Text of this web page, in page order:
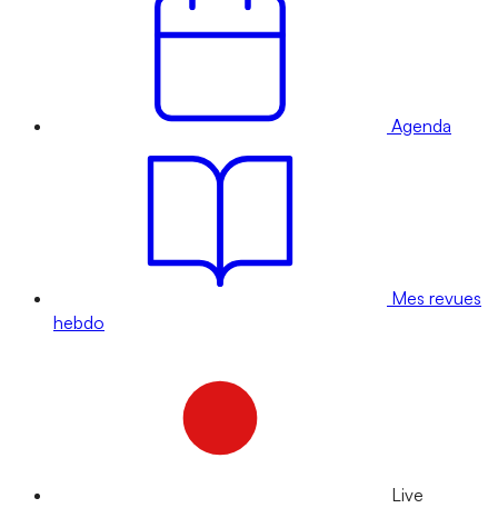
Agenda
Mes revues
hebdo
Live